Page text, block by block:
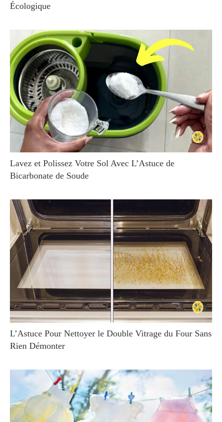
Écologique
Lavez et Polissez Votre Sol Avec L’Astuce de
Bicarbonate de Soude
L’Astuce Pour Nettoyer le Double Vitrage du Four Sans
Rien Démonter